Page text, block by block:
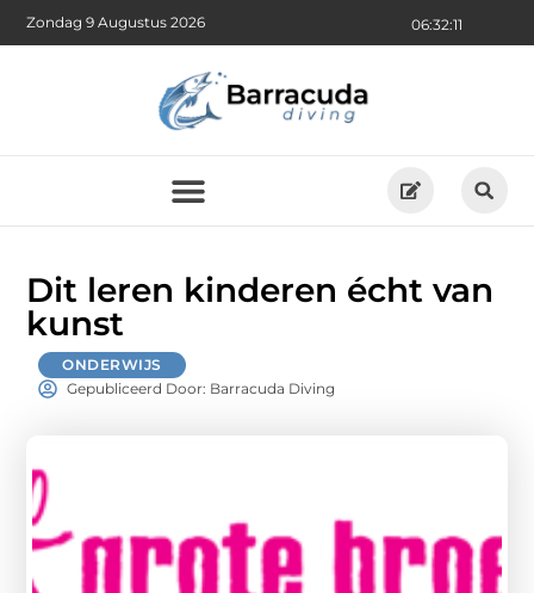
06:32:12
Zondag 9 Augustus 2026
Dit leren kinderen écht van
kunst
ONDERWIJS
Gepubliceerd Door: Barracuda Diving